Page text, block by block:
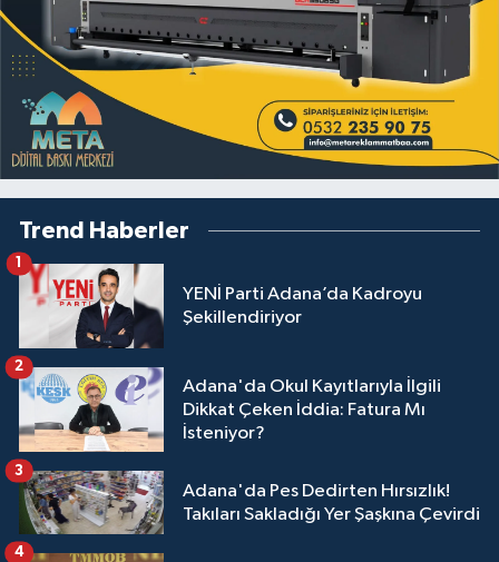
Trend Haberler
YENİ Parti Adana’da Kadroyu
Şekillendiriyor
1
Adana'da Okul Kayıtlarıyla İlgili
Dikkat Çeken İddia: Fatura Mı
İsteniyor?
2
Adana'da Pes Dedirten Hırsızlık!
Takıları Sakladığı Yer Şaşkına Çevirdi
3
4